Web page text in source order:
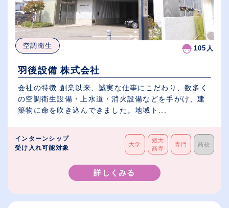
空調衛生 105人
羽後設備 株式会社
会社の特徴 創業以来、誠実な仕事にこだわり、数多く
の空調衛生設備・上水道・消火設備などを手がけ、建
築物に命を吹き込んできました。地域ト...
インターンシップ
受け入れ可能対象
大学
短大
高専
専門 高校
詳しくみる